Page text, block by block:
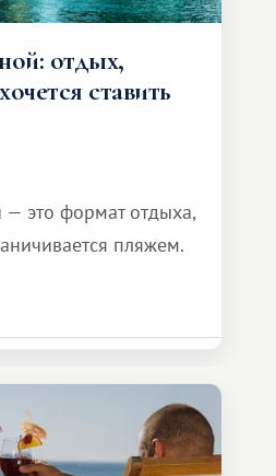
отдых,
ставить
— это формат отдыха,
пляжем.